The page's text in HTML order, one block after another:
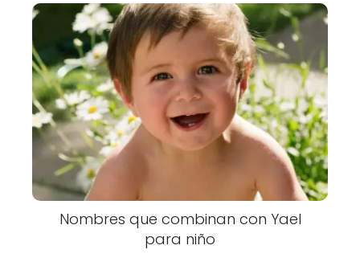
Nombres que combinan con Yael
para niño